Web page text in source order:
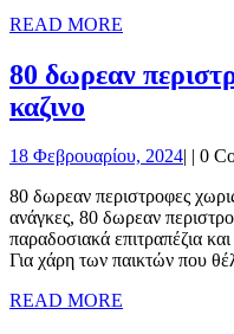
READ MORE
80 δωρεαν
καζινο
περιστροφες
χωρις
καταθεση
καζινο
18 Φεβρουαρίου, 202418
2024
| | 0
80 δωρεαν περιστροφες χωρις καταθεση καζινο Όσον αφορά τις
ανάγκες, 80 δωρεαν
παραδοσιακά επιτραπέζια
Για χάρη των παικτών που
READ MORE